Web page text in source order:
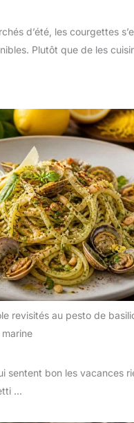
d’été, les courgettes
Plutôt que de les
revisités au pesto de
sentent bon les vacances
...